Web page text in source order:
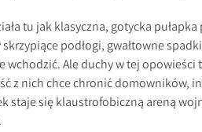
tu jak klasyczna, gotycka
podłogi, gwałtowne
wchodzić. Ale duchy w tej opowieści
z nich chce chronić domowników,
staje się klaustrofobiczną areną